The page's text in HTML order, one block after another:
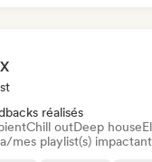
réalisés
Chill outDeep house
mes playlist(s)